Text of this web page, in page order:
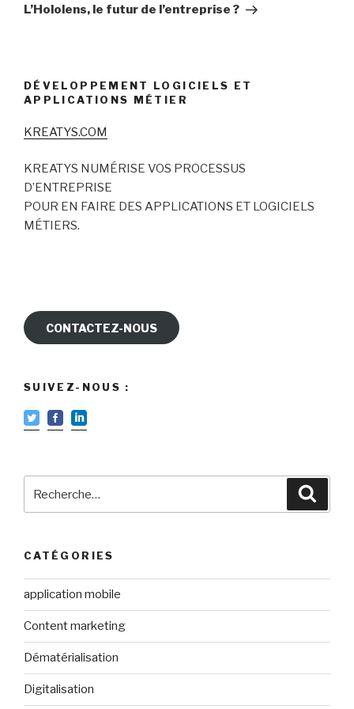
suivant
L’Hololens, le futur de l’entreprise ?
DÉVELOPPEMENT LOGICIELS ET
APPLICATIONS MÉTIER
KREATYS.COM
KREATYS NUMÉRISE VOS PROCESSUS
D’ENTREPRISE
POUR EN FAIRE DES APPLICATIONS ET LOGICIELS
MÉTIERS.
CONTACTEZ-NOUS
SUIVEZ-NOUS :
pour
CATÉGORIES
application mobile
Content marketing
Dématérialisation
Digitalisation